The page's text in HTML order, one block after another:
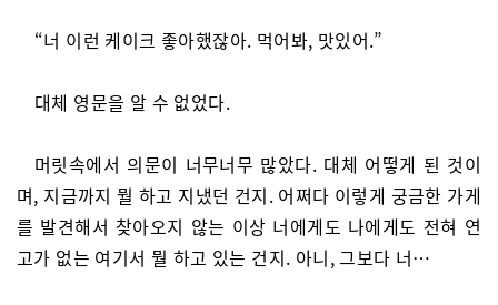
“너 이런 케이크 좋아했잖아. 먹어봐, 맛있어.”
대체 영문을 알 수 없었다.
머릿속에서 의문이 너무너무 많았다. 대체 어떻게 된 것이
며, 지금까지 뭘 하고 지냈던 건지. 어쩌다 이렇게 궁금한 가게
를 발견해서 찾아오지 않는 이상 너에게도 나에게도 전혀 연
고가 없는 여기서 뭘 하고 있는 건지. 아니, 그보다 너…